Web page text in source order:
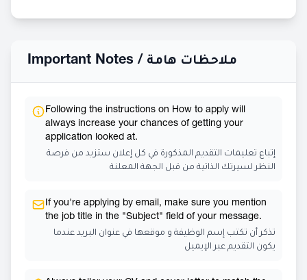
Important Notes / ملاحظات هامة
Following the instructions on How to apply will
always increase your chances of getting your
application looked at.
إتباع تعليمات التقديم المذكورة في كل إعلان ستزيد من فرصة
النظر لسيرتك الذاتية من قبل الجهة المعلنة
If you're applying by email, make sure you mention
the job title in the "Subject" field of your message.
تذكر أن تكتب إسم الوظيفة و موقعها في عنوان البريد عندما
يكون التقديم عبر الإيميل